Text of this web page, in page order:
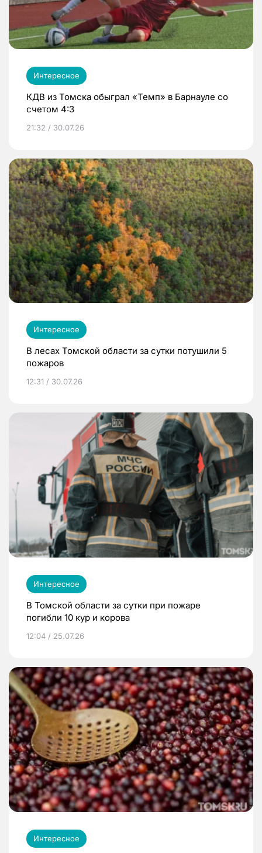
Интересное
КДВ из Томска обыграл «Темп» в Барнауле со
счетом 4:3
21:32 / 30.07.26
Интересное
В лесах Томской области за сутки потушили 5
пожаров
12:31 / 30.07.26
Интересное
В Томской области за сутки при пожаре
погибли 10 кур и корова
12:04 / 25.07.26
Интересное